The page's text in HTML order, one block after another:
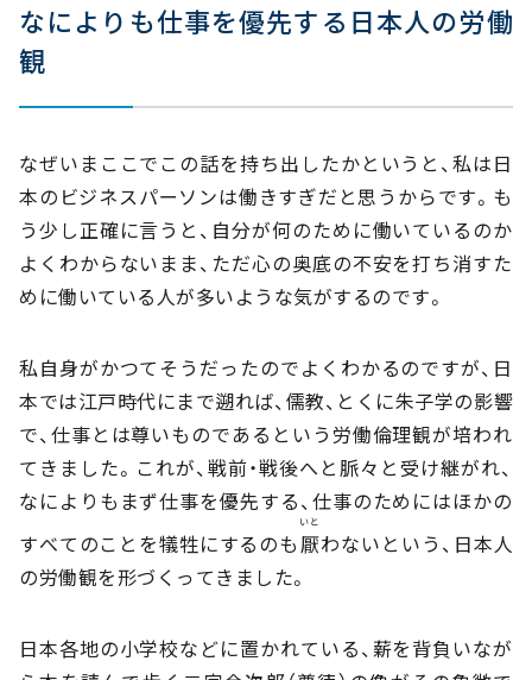
なによりも仕事を優先する日本人の労働
観
なぜいまここでこの話を持ち出したかというと、私は日
本のビジネスパーソンは働きすぎだと思うからです。も
う少し正確に言うと、自分が何のために働いているのか
よくわからないまま、ただ心の奥底の不安を打ち消すた
めに働いている人が多いような気がするのです。
私自身がかつてそうだったのでよくわかるのですが、日
本では江戸時代にまで遡れば、儒教、とくに朱子学の影響
で、仕事とは尊いものであるという労働倫理観が培われ
てきました。これが、戦前・戦後へと脈々と受け継がれ、
なによりもまず仕事を優先する、仕事のためにはほかの
すべてのことを犠牲にするのも厭
いと
わないという、日本人
の労働観を形づくってきました。
日本各地の小学校などに置かれている、薪を背負いなが